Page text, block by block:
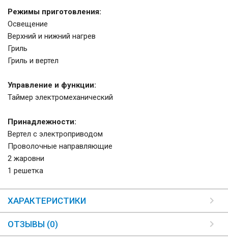
Режимы приготовления:
Освещение
Верхний и нижний нагрев
Гриль
Гриль и вертел
Управление и функции:
Таймер электромеханический
Принадлежности:
Вертел с электрoприводом
Проволочные направляющие
2 жаровни
1 решетка
ХАРАКТЕРИСТИКИ
ОТЗЫВЫ (0)